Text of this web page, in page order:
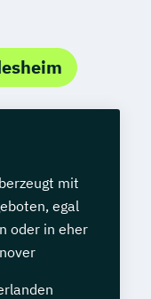
mit
egal
oder in eher